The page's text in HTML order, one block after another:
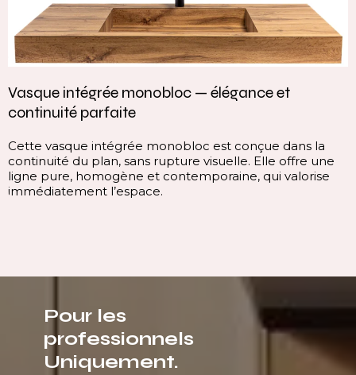
Vasque intégrée monobloc — élégance et
continuité parfaite
Cette vasque intégrée monobloc est conçue dans la
continuité du plan, sans rupture visuelle. Elle offre une
ligne pure, homogène et contemporaine, qui valorise
immédiatement l’espace.
Pour les
professionnels
Uniquement.